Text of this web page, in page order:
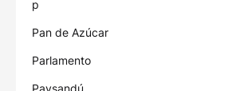
p
Pan de Azúcar
Parlamento